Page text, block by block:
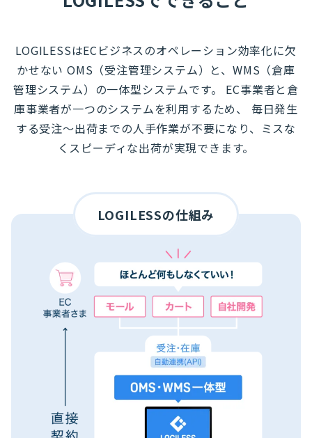
LOGILESSはECビジネスのオペレーション効率化に欠
かせない OMS（受注管理システム）と、WMS（倉庫
管理システム）の一体型システムです。
EC事業者と倉
庫事業者が一つのシステムを利用するため、
毎日発生
する受注～出荷までの人手作業が不要になり、ミスな
くスピーディな出荷が実現できます。
LOGILESSの仕組み